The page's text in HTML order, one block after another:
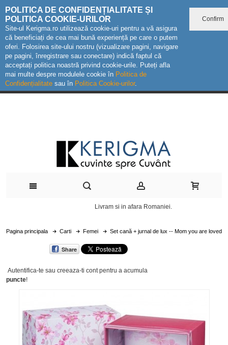
POLITICA DE CONFIDENȚIALITATE ȘI
POLITICA COOKIE-URILOR
Site-ul Kerigma.ro utilizează cookie-uri pentru a vă asigura
că beneficiați de cea mai bună experiență pe care o putem
oferi. Folosirea site-ului nostru (vizualizare pagini, navigare
pe pagini, înregistrare sau conectare) indică faptul că
acceptați politica noastră privind cookie-urile. Puteți afla
mai multe despre modulele cookie în Politica de
Confidențialitate sau în Politica Cookie-urilor.
Confirm
Livram si in afara Romaniei.
Pagina principala Carti Femei Set cană + jurnal de lux -- Mom you are loved
Share
Autentifica-te sau creeaza-ti contpentru a acumula
puncte!